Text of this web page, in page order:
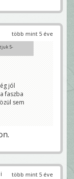
több mint 5 éve
5-
aki nem
jól
faszba
sem
több mint 5 éve